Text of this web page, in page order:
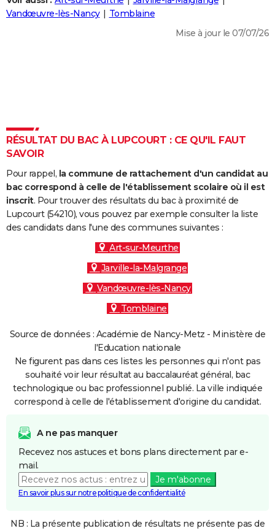
Destinations
City break
Voyage nature
Voyage de noces
Forum
Climat
+
PHOTO
Dictionnaire
Biographies
Citations
Expressions
Proverbes
PROGRAMME TV
S'inscrire
Se connecter
Lycées
Collèges
Primaires
Universités
Entreprises
Service militaire
Avis de recherche
AVIS DE DÉCÈS
FORUM
Vandœuvre-lès-Nancy
Tomblaine
Mise à jour le 07/07/26
RÉSULTAT DU BAC À LUPCOURT : CE QU'IL FAUT
SAVOIR
Pour rappel, la commune de rattachement d'un candidat au
bac correspond à celle de l'établissement scolaire où il est
inscrit. Pour trouver des résultats du bac à proximité de
Lupcourt (54210), vous pouvez par exemple consulter la liste
des candidats dans l'une des communes suivantes :
Art-sur-Meurthe
Jarville-la-Malgrange
Vandœuvre-lès-Nancy
Tomblaine
Source de données : Académie de Nancy-Metz - Ministère de
l'Education nationale
Ne figurent pas dans ces listes les personnes qui n'ont pas
souhaité voir leur résultat au baccalauréat général, bac
technologique ou bac professionnel publié. La ville indiquée
correspond à celle de l'établissement d'origine du candidat.
A ne pas manquer
Recevez nos astuces et bons plans directement par e-
mail.
Je m'abonne
En savoir plus sur notre politique de confidentialité
NB : La présente publication de résultats ne présente pas de